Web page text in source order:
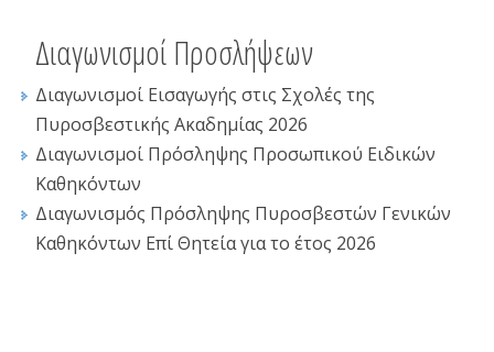
Διαγωνισμοί Προσλήψεων
Διαγωνισμοί Εισαγωγής στις Σχολές της
Πυροσβεστικής Ακαδημίας 2026
Διαγωνισμοί Πρόσληψης Προσωπικού Ειδικών
Καθηκόντων
Διαγωνισμός Πρόσληψης Πυροσβεστών Γενικών
Καθηκόντων Επί Θητεία για το έτος 2026